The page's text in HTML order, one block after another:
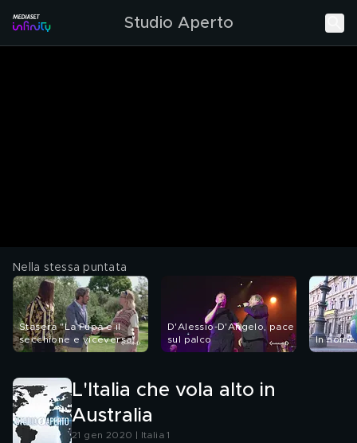
Studio Aperto
Nella stessa puntata
Stasera "La Pupa e il
secchione e viceversa"
D'Alessio-D'Angelo, pace
sul palco
In
L'Italia che vola alto in
Australia
21 gen 2020 | Italia 1